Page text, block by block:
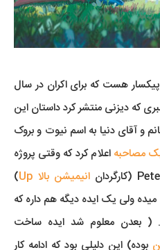
هست که برای اکران در سال
خبری که دیزنی منتشر کرد داستان این
و آقای دنیا به اسم نیوت و بروک
مصاحبه اعلام کرد که وقتی پروژه
انیمیشن بالا Up
)
میده ولی یک ایده دیگه هم داره که
( بعدن معلوم شد ایده ساخت
بوده) این دلیلی بود که ادامه کار